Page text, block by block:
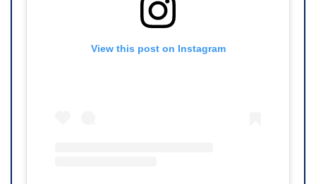
View this post on Instagram